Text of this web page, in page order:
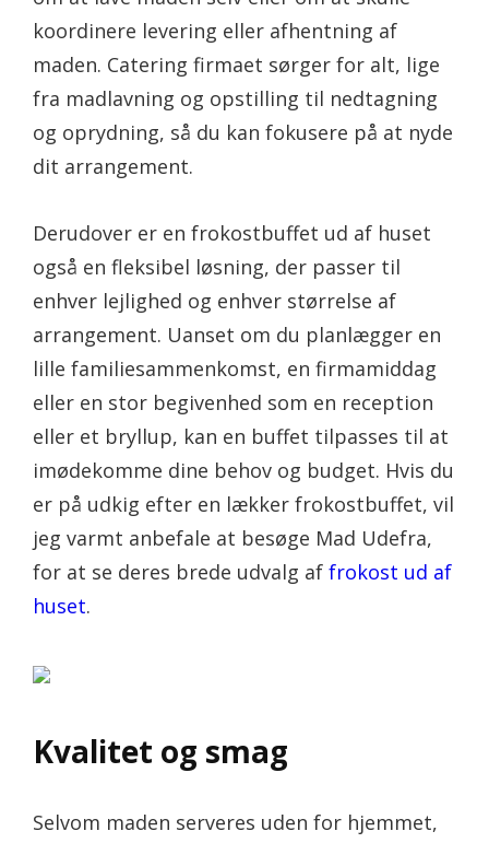
koordinere levering eller afhentning af
maden. Catering firmaet sørger for alt, lige
fra madlavning og opstilling til nedtagning
og oprydning, så du kan fokusere på at nyde
dit arrangement.
Derudover er en frokostbuffet ud af huset
også en fleksibel løsning, der passer til
enhver lejlighed og enhver størrelse af
arrangement. Uanset om du planlægger en
lille familiesammenkomst, en firmamiddag
eller en stor begivenhed som en reception
eller et bryllup, kan en buffet tilpasses til at
imødekomme dine behov og budget. Hvis du
er på udkig efter en lækker frokostbuffet, vil
jeg varmt anbefale at besøge Mad Udefra,
for at se deres brede udvalg af frokost ud af
huset.
Kvalitet og smag
Selvom maden serveres uden for hjemmet,